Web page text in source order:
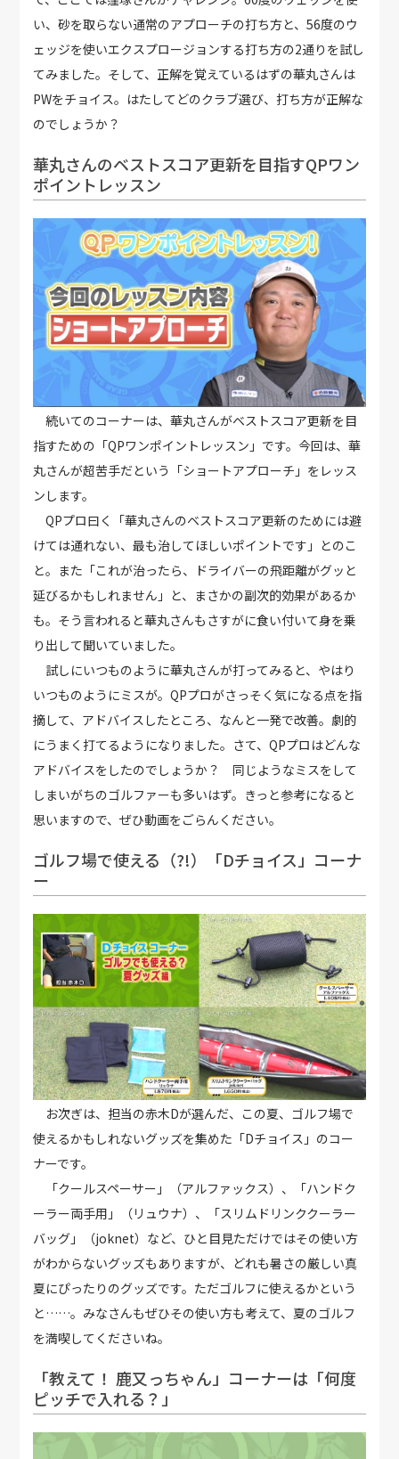
い、砂を取らない通常のアプローチの打ち方と、56度のウ
ェッジを使いエクスプロージョンする打ち方の2通りを試し
てみました。そして、正解を覚えているはずの華丸さんは
PWをチョイス。はたしてどのクラブ選び、打ち方が正解な
のでしょうか？
華丸さんのベストスコア更新を目指すQPワン
ポイントレッスン
続いてのコーナーは、華丸さんがベストスコア更新を目
指すための「QPワンポイントレッスン」です。今回は、華
丸さんが超苦手だという「ショートアプローチ」をレッス
ンします。
QPプロ曰く「華丸さんのベストスコア更新のためには避
けては通れない、最も治してほしいポイントです」とのこ
と。また「これが治ったら、ドライバーの飛距離がグッと
延びるかもしれません」と、まさかの副次的効果があるか
も。そう言われると華丸さんもさすがに食い付いて身を乗
り出して聞いていました。
試しにいつものように華丸さんが打ってみると、やはり
いつものようにミスが。QPプロがさっそく気になる点を指
摘して、アドバイスしたところ、なんと一発で改善。劇的
にうまく打てるようになりました。さて、QPプロはどんな
アドバイスをしたのでしょうか？ 同じようなミスをして
しまいがちのゴルファーも多いはず。きっと参考になると
思いますので、ぜひ動画をごらんください。
ゴルフ場で使える（?!）「Dチョイス」コーナ
ー
お次ぎは、担当の赤木Dが選んだ、この夏、ゴルフ場で
使えるかもしれないグッズを集めた「Dチョイス」のコー
ナーです。
「クールスペーサー」（アルファックス）、「ハンドク
ーラー両手用」（リュウナ）、「スリムドリンククーラー
バッグ」（joknet）など、ひと目見ただけではその使い方
がわからないグッズもありますが、どれも暑さの厳しい真
夏にぴったりのグッズです。ただゴルフに使えるかという
と……。みなさんもぜひその使い方も考えて、夏のゴルフ
を満喫してくださいね。
「教えて！ 鹿又っちゃん」コーナーは「何度
ピッチで入れる？」